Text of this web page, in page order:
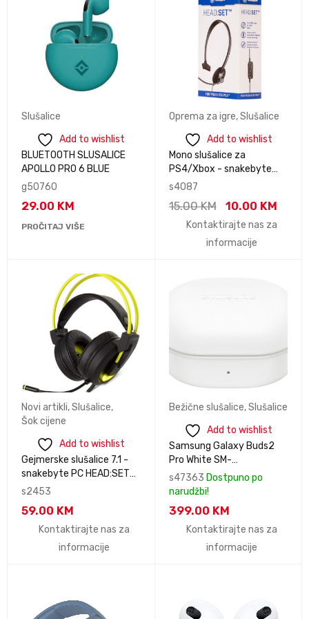
Slušalice
Add to wishlist
BLUETOOTH SLUSALICE
APOLLO PRO 6 BLUE
g50760
29.00 KM
PROČITAJ VIŠE
Oprema za igre,Slušalice
Add to wishlist
Mono slušalice za
PS4/Xbox - snakebyte
HEAD:SET™ (PS4 & XBOX)
s4087
15.00KM 10.00 KM
Kontaktirajte nas za
informacije
Novi artikli,Slušalice,
Šok cijene
Add to wishlist
Gejmerske slušalice 7.1 -
snakebyte PC HEAD:SET
PRO™
s2453
59.00 KM
Kontaktirajte nas za
informacije
Bežične slušalice,Slušalice
Add to wishlist
Samsung Galaxy Buds2
Pro White SM-
R510NZWAEUC
s47363 Dostpuno po
narudžbi!
399.00 KM
Kontaktirajte nas za
informacije